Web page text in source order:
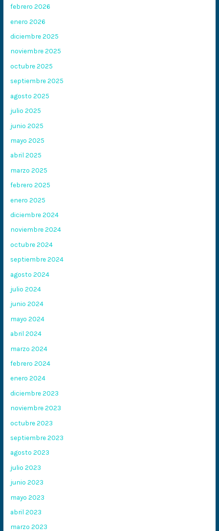
febrero 2026
enero 2026
diciembre 2025
noviembre 2025
octubre 2025
septiembre 2025
agosto 2025
julio 2025
junio 2025
mayo 2025
abril 2025
marzo 2025
febrero 2025
enero 2025
diciembre 2024
noviembre 2024
octubre 2024
septiembre 2024
agosto 2024
julio 2024
junio 2024
mayo 2024
abril 2024
marzo 2024
febrero 2024
enero 2024
diciembre 2023
noviembre 2023
octubre 2023
septiembre 2023
agosto 2023
julio 2023
junio 2023
mayo 2023
abril 2023
marzo 2023